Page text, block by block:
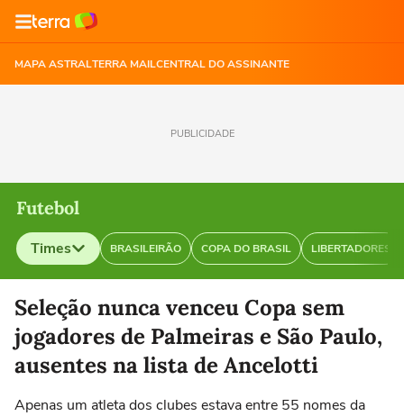
MAPA ASTRALTERRA MAILCENTRAL DO ASSINANTE
PUBLICIDADE
Futebol
Times BRASILEIRÃO COPA DO BRASIL LIBERTADORES
Selecione o time para ver as notícias
Seleção nunca venceu Copa sem
jogadores de Palmeiras e São Paulo,
ausentes na lista de Ancelotti
Apenas um atleta dos clubes estava entre 55 nomes da